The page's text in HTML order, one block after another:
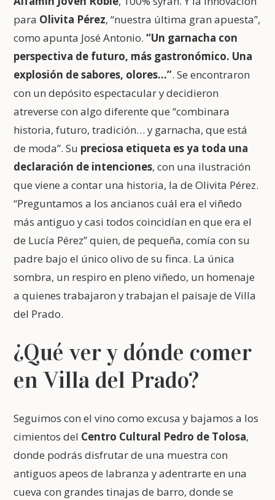
para Olivita Pérez, “nuestra última gran apuesta”,
como apunta José Antonio.“Un garnacha con
perspectiva de futuro, más gastronómico. Una
explosión de sabores, olores…”. Se encontraron
con un depósito espectacular y decidieron
atreverse con algo diferente que “combinara
historia, futuro, tradición… y garnacha, que está
de moda”. Su preciosa etiqueta es ya toda una
declaración de intenciones, con una ilustración
que viene a contar una historia, la de Olivita Pérez.
“Preguntamos a los ancianos cuál era el viñedo
más antiguo y casi todos coincidían en que era el
de Lucía Pérez” quien, de pequeña, comía con su
padre bajo el único olivo de su finca. La única
sombra, un respiro en pleno viñedo, un homenaje
a quienes trabajaron y trabajan el paisaje de Villa
del Prado.
¿Qué ver y dónde comer
en Villa del Prado?
Seguimos con el vino como excusa y bajamos a los
cimientos del Centro Cultural Pedro de Tolosa,
donde podrás disfrutar de una muestra con
antiguos apeos de labranza y adentrarte en una
cueva con grandes tinajas de barro, donde se